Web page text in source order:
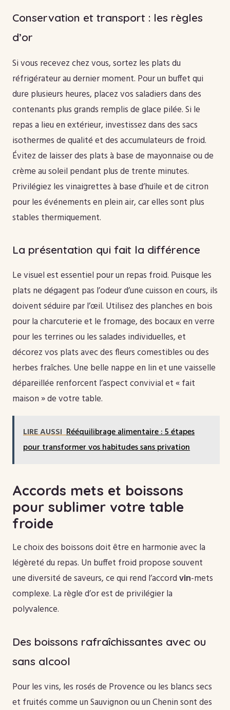
Conservation et transport : les règles
d’or
Si vous recevez chez vous, sortez les plats du
réfrigérateur au dernier moment. Pour un buffet qui
dure plusieurs heures, placez vos saladiers dans des
contenants plus grands remplis de glace pilée. Si le
repas a lieu en extérieur, investissez dans des sacs
isothermes de qualité et des accumulateurs de froid.
Évitez de laisser des plats à base de mayonnaise ou de
crème au soleil pendant plus de trente minutes.
Privilégiez les vinaigrettes à base d’huile et de citron
pour les événements en plein air, car elles sont plus
stables thermiquement.
La présentation qui fait la différence
Le visuel est essentiel pour un repas froid. Puisque les
plats ne dégagent pas l’odeur d’une cuisson en cours, ils
doivent séduire par l’œil. Utilisez des planches en bois
pour la charcuterie et le fromage, des bocaux en verre
pour les terrines ou les salades individuelles, et
décorez vos plats avec des fleurs comestibles ou des
herbes fraîches. Une belle nappe en lin et une vaisselle
dépareillée renforcent l’aspect convivial et « fait
maison » de votre table.
LIRE AUSSI Rééquilibrage alimentaire : 5 étapes
pour transformer vos habitudes sans privation
Accords mets et boissons
pour sublimer votre table
froide
Le choix des boissons doit être en harmonie avec la
légèreté du repas. Un buffet froid propose souvent
une diversité de saveurs, ce qui rend l’accordvin-mets
complexe. La règle d’or est de privilégier la
polyvalence.
Des boissons rafraîchissantes avec ou
sans alcool
Pour les vins, les rosés de Provence ou les blancs secs
et fruités comme un Sauvignon ou un Chenin sont des